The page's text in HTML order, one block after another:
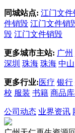
同城站点: 江门文件
件销毁 江门文件销
毁 江门文件销毁
更多城市主站: 广州
深圳 珠海 珠海 中山
更多行业: 医疗 银行
校 服装 书籍 商品
公司动态 业界资讯